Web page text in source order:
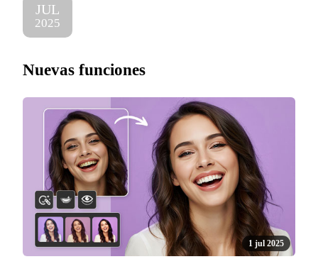
JUL
2025
Nuevas funciones
1 jul 2025